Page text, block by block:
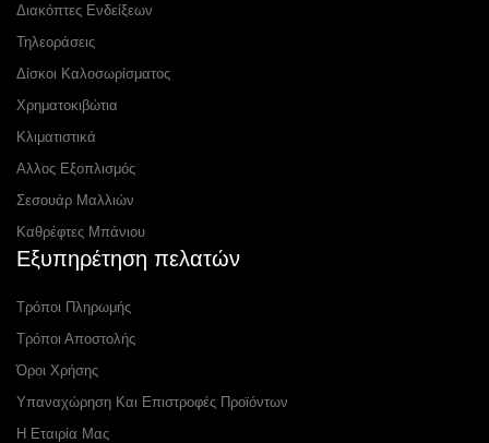
Διακόπτες Ενδείξεων
Τηλεοράσεις
Δίσκοι Καλοσωρίσματος
Χρηματοκιβώτια
Κλιματιστικά
Αλλος Εξοπλισμός
Σεσουάρ Μαλλιών
Καθρέφτες Μπάνιου
Εξυπηρέτηση πελατών
Τρόποι Πληρωμής
Τρόποι Αποστολής
Όροι Χρήσης
Υπαναχώρηση Και Επιστροφές Προϊόντων
Η Εταιρία Μας